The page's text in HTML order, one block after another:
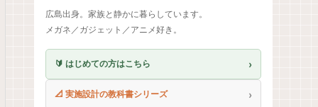
広島出身。家族と静かに暮らしています。
メガネ／ガジェット／アニメ好き。
🔰 はじめての方はこちら ›
📐 実施設計の教科書シリーズ ›